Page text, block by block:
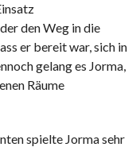
den Weg in die
er bereit war, sich in
gelang es Jorma,
Räume
spielte Jorma sehr